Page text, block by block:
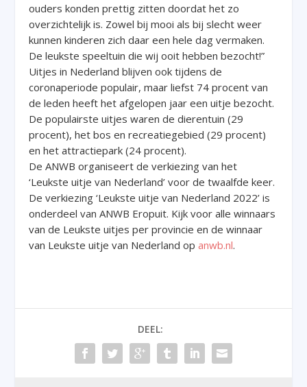
ouders konden prettig zitten doordat het zo
overzichtelijk is. Zowel bij mooi als bij slecht weer
kunnen kinderen zich daar een hele dag vermaken.
De leukste speeltuin die wij ooit hebben bezocht!”
Uitjes in Nederland blijven ook tijdens de
coronaperiode populair, maar liefst 74 procent van
de leden heeft het afgelopen jaar een uitje bezocht.
De populairste uitjes waren de dierentuin (29
procent), het bos en recreatiegebied (29 procent)
en het attractiepark (24 procent).
De ANWB organiseert de verkiezing van het
‘Leukste uitje van Nederland’ voor de twaalfde keer.
De verkiezing ‘Leukste uitje van Nederland 2022’ is
onderdeel van ANWB Eropuit. Kijk voor alle winnaars
van de Leukste uitjes per provincie en de winnaar
van Leukste uitje van Nederland opanwb.nl.
DEEL: